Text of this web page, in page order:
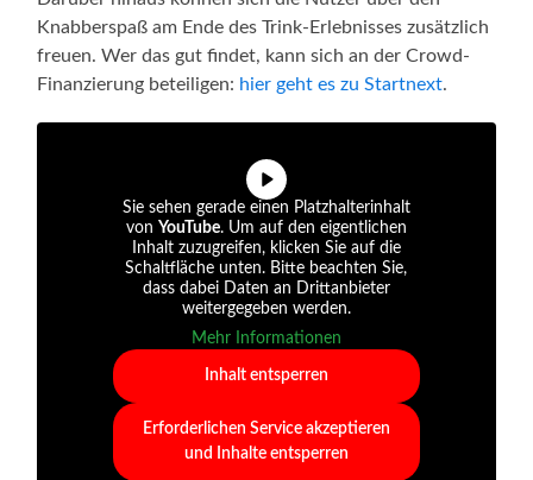
Knabberspaß am Ende des Trink-Erlebnisses zusätzlich
freuen. Wer das gut findet, kann sich an der Crowd-
Finanzierung beteiligen: hier geht es zu Startnext.
Sie sehen gerade einen Platzhalterinhalt
von YouTube. Um auf den eigentlichen
Inhalt zuzugreifen, klicken Sie auf die
Schaltfläche unten. Bitte beachten Sie,
dass dabei Daten an Drittanbieter
weitergegeben werden.
Mehr Informationen
Inhalt entsperren
Erforderlichen Service akzeptieren
und Inhalte entsperren